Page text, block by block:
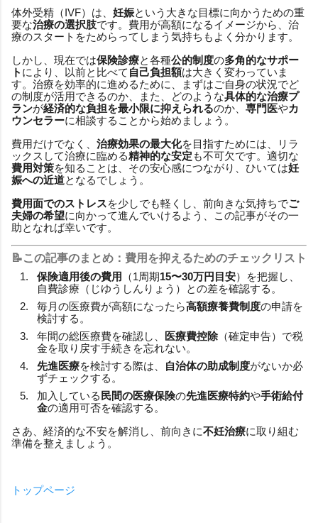
体外受精（IVF）は、 妊娠という大きな目標に向かうための重
要な治療の選択肢です。費用が高額になるイメージから、治
療のスタートをためらってしまう気持ちもよく分かります。
しかし、現在では保険診療と各種公的制度の多角的なサポー
ト により、以前と比べて 自己負担額は大きく変わっていま
す。治療を効率的に進めるために、まずはご自身の状況でど
の制度が活用できるのか、また、どのような具体的な治療プ
ランが経済的な負担を最小限に抑えられるのか、 専門医やカ
ウンセラーに相談することから始めましょう。
費用だけでなく、 治療効果の最大化を目指すためには、リラ
ックスして治療に臨める精神的な安定 も不可欠です。適切な
費用対策を知ることは、その安心感につながり、ひいては妊
娠への近道となるでしょう。
費用面でのストレスを少しでも軽くし、前向きな気持ちでご
夫婦の希望に向かって進んでいけるよう、この記事がその一
助となれば幸いです。
📝この記事のまとめ：費用を抑えるためのチェックリスト
保険適用後の費用
（1周期15〜30万円目安）を把握し、
自費診療（じゆうしんりょう）との差を確認する。
毎月の医療費が高額になったら高額療養費制度の申請を
検討する。
年間の総医療費を確認し、
医療費控除 （確定申告）で税
金を取り戻す手続きを忘れない。
先進医療を検討する際は、 自治体の助成制度がないか必
ずチェックする。
加入している 民間の医療保険の先進医療特約や手術給付
金の適用可否を確認する。
さあ、経済的な不安を解消し、前向きに不妊治療に取り組む
準備を整えましょう。
トップページ